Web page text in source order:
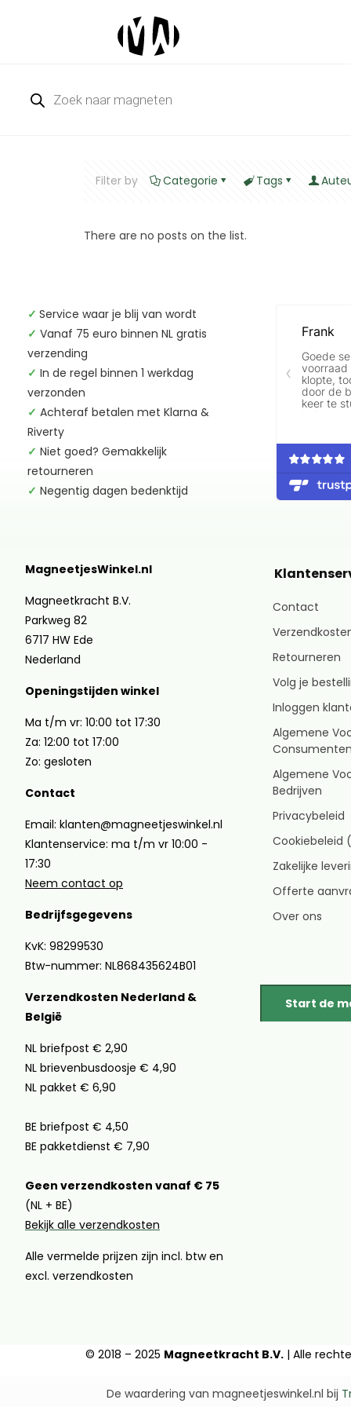
zoeken
Filter by Categorie Tags
There are no posts on the list.
✓ Service waar je blij van wordt
✓ Vanaf 75 euro binnen NL gratis
verzending
✓ In de regel binnen 1 werkdag
verzonden
✓ Achteraf betalen met Klarna &
Riverty
✓ Niet goed? Gemakkelijk
retourneren
✓ Negentig dagen bedenktijd
MagneetjesWinkel.nl
Magneetkracht B.V.
Parkweg 82
6717 HW Ede
Nederland
Openingstijden winkel
Ma t/m vr: 10:00 tot 17:30
Za: 12:00 tot 17:00
Zo: gesloten
Contact
Email: klanten@magneetjeswinkel.nl
Klantenservice: ma t/m vr 10:00 -
17:30
Neem contact op
Bedrijfsgegevens
KvK: 98299530
Btw-nummer: NL868435624B01
Verzendkosten Nederland &
België
NL briefpost € 2,90
NL brievenbusdoosje € 4,90
NL pakket € 6,90
BE briefpost € 4,50
BE pakketdienst € 7,90
Geen verzendkosten vanaf € 75
(NL + BE)
Bekijk alle verzendkosten
Alle vermelde prijzen zijn incl. btw en
excl. verzendkosten
Contact
Retourneren
Volg je
Inloggen
Algemene
Algemene
Bedrijven
Privacybeleid
Cookiebeleid
Zakelijke
Offerte
Over ons
Start de
© 2018 – 2025 Magneetkracht B.V. | Alle
De waardering van magneetjeswinkel.nl bij